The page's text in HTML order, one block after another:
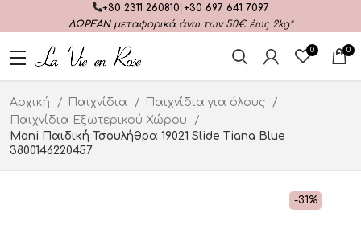
+30 2311 260810 +30 697 641 7097
ΔΩΡΕΑΝμεταφορικά άνω των 50€ έως 2kg*
0 0
Αρχική Παιχνίδια
Παιχνίδια για όλους
Παιχνίδια Εξωτερικού Χώρου
Moni Παιδική Τσουλήθρα 19021 Slide Tiana Blue
3800146220457
-31%